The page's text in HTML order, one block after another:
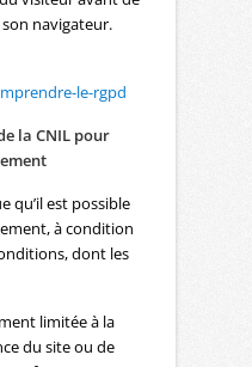
navigateur.
le-rgpd
la CNIL pour
qu’il est possible
à condition
dont les
limitée à la
du site ou de